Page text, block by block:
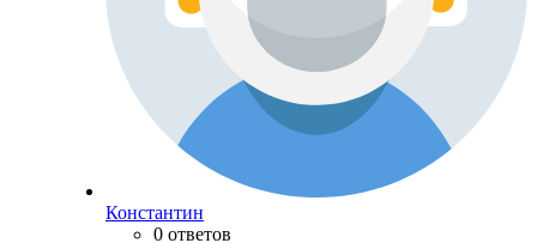
Константин
0 ответов